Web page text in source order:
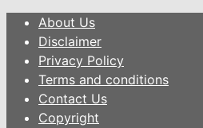
Skip
content
About Us
Disclaimer
Privacy Policy
Terms and conditions
Contact Us
Copyright